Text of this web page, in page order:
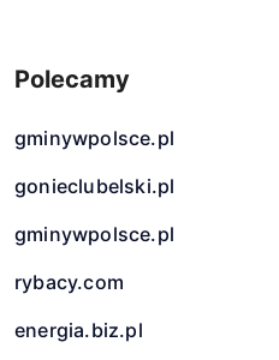
Polecamy
gminywpolsce.pl
gonieclubelski.pl
gminywpolsce.pl
rybacy.com
energia.biz.pl